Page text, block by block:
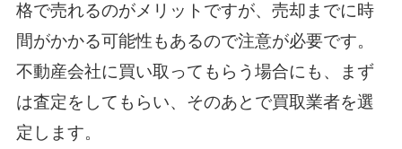
格で売れるのがメリットですが、売却までに時
間がかかる可能性もあるので注意が必要です。
不動産会社に買い取ってもらう場合にも、まず
は査定をしてもらい、そのあとで買取業者を選
定します。